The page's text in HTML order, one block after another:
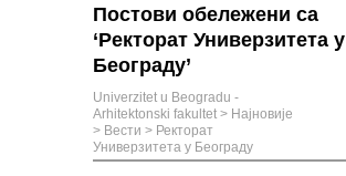
Постови обележени са
‘Ректорат Универзитета у
Београду’
Univerzitet u Beogradu -
Arhitektonski fakultet > Најновије
> Вести > Ректорат
Универзитета у Београду